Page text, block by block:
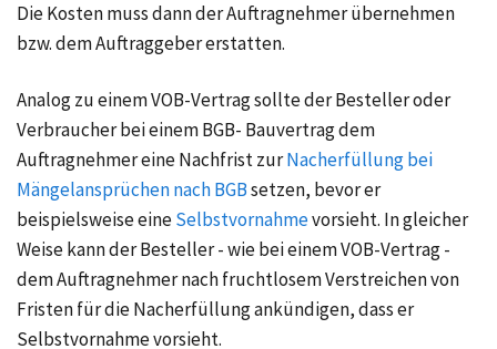
Die Kosten muss dann der Auftragnehmer übernehmen
bzw. dem Auftraggeber erstatten.
Analog zu einem VOB-Vertrag sollte der Besteller oder
Verbraucher bei einem BGB- Bauvertrag dem
Auftragnehmer eine Nachfrist zurNacherfüllung bei
Mängelansprüchen nach BGBsetzen, bevor er
beispielsweise eineSelbstvornahmevorsieht. In gleicher
Weise kann der Besteller - wie bei einem VOB-Vertrag -
dem Auftragnehmer nach fruchtlosem Verstreichen von
Fristen für die Nacherfüllung ankündigen, dass er
Selbstvornahme vorsieht.